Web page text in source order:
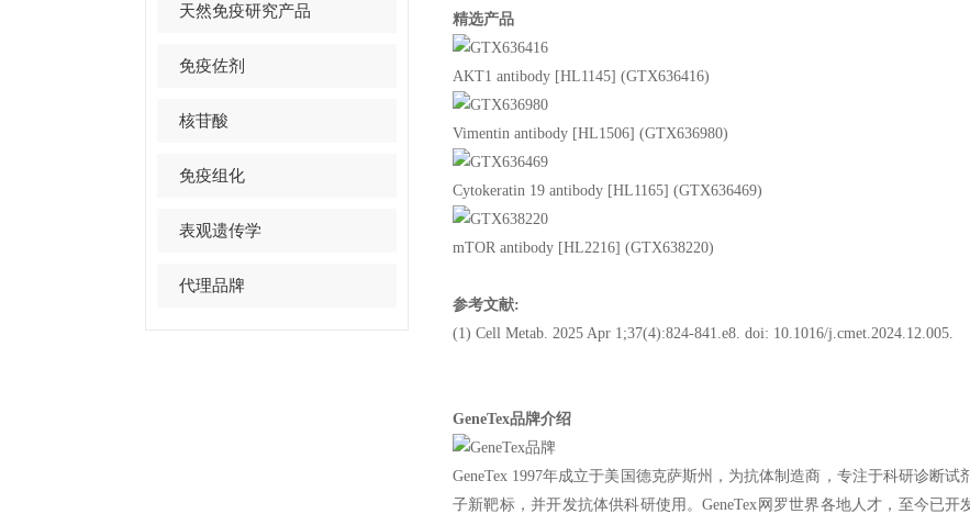
天然免疫研究产品
免疫佐剂
核苷酸
免疫组化
表观遗传学
代理品牌
精选产品
AKT1 antibody [HL1145] (GTX636416)
Vimentin antibody [HL1506] (GTX636980)
Cytokeratin 19 antibody [HL1165] (GTX636469)
mTOR antibody [HL2216] (GTX638220)
参考文献:
(1) Cell Metab. 2025 Apr 1;37(4):824-841.e8. doi: 10.1016/j.cmet.2024.12.005.
GeneTex品牌介绍
GeneTex 1997年成立于美国德克萨斯州，为抗体制造商，专注于科研诊断
子新靶标，并开发抗体供科研使用。GeneTex网罗世界各地人才，至今已开